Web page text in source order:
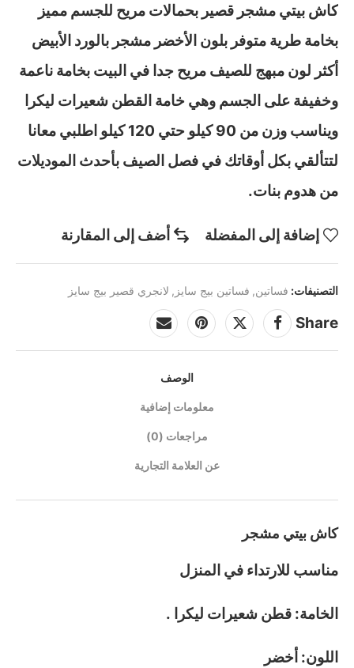
كاش بيتي مشجر قصير بحمالات مريح للجسم مميز
بخامة طرية متوفر بلون الأخضر مشجر بالورد الأبيض
أكثر لون مبهج للصيف مريح جدا في البيت بخامة ناعمة
وخفيفة على الجسم وهي خامة القطن شعيرات ليكرا
ويناسب وزن من 90 كيلو حتي 120 كيلو اطلبي معانا
لتتألقي بكل أوقاتك في فصل الصيف بأحدث الموديلات
من هدوم بنات.
إضافة إلى المفضلة أضف إلى المقارنة
التصنيفات: فساتين, فساتين بيج سايز , لانجري قصير بيج سايز
Share
الوصف
معلومات إضافية
مراجعات (0)
عن العلامة التجارية
كاش بيتي مشجر
مناسب للارتداء في المنزل
الخامة: قطن شعيرات ليكرا .
اللون: أخضر